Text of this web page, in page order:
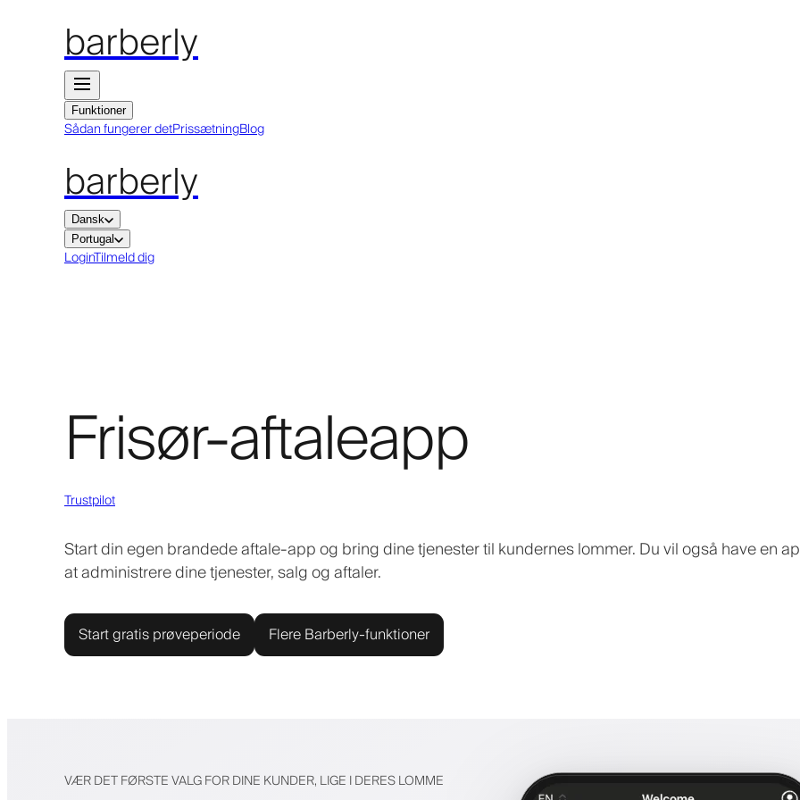
barberly
Funktioner
Sådan fungerer detPrissætningBlog
barberly
Dansk
Portugal
LoginTilmeld dig
Frisør-aftaleapp
Trustpilot
Start din egen brandede aftale-app og bring dine tjenester til kundernes lommer. Du vil også have en
at administrere dine tjenester, salg og aftaler.
Start gratis prøveperiode Flere Barberly-funktioner
VÆR DET FØRSTE VALG FOR DINE KUNDER, LIGE I DERES LOMME